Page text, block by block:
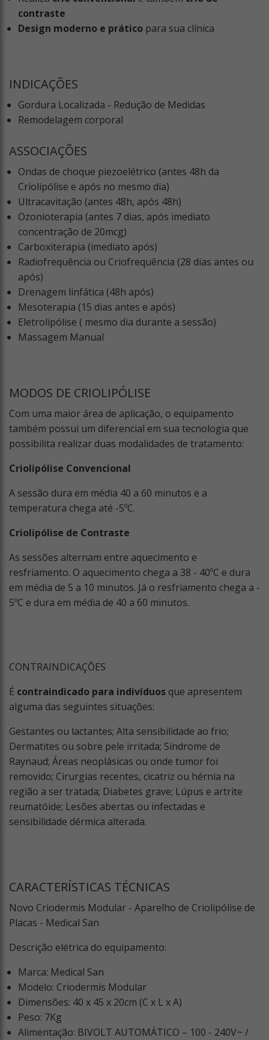
contraste
Design moderno e prático para sua clínica
INDICAÇÕES
Gordura Localizada - Redução de Medidas
Remodelagem corporal
ASSOCIAÇÕES
Ondas de choque piezoelétrico (antes 48h da
Criolipólise e após no mesmo dia)
Ultracavitação (antes 48h, após 48h)
Ozonioterapia (antes 7 dias, após imediato
concentração de 20mcg)
Carboxiterapia (imediato após)
Radiofrequência ou Criofrequência (28 dias antes ou
após)
Drenagem linfática (48h após)
Mesoterapia (15 dias antes e após)
Eletrolipólise ( mesmo dia durante a sessão)
Massagem Manual
MODOS DE CRIOLIPÓLISE
Com uma maior área de aplicação, o equipamento
também possui um diferencial em sua tecnologia que
possibilita realizar duas modalidades de tratamento:
Criolipólise Convencional
A sessão dura em média 40 a 60 minutos e a
temperatura chega até -5ºC.
Criolipólise de Contraste
As sessões alternam entre aquecimento e
resfriamento. O aquecimento chega a 38 - 40ºC e dura
em média de 5 a 10 minutos. Já o resfriamento chega a -
5ºC e dura em média de 40 a 60 minutos.
CONTRAINDICAÇÕES
É contraindicado para indivíduos que apresentem
alguma das seguintes situações:
Gestantes ou lactantes; Alta sensibilidade ao frio;
Dermatites ou sobre pele irritada; Síndrome de
Raynaud; Áreas neoplásicas ou onde tumor foi
removido; Cirurgias recentes, cicatriz ou hérnia na
região a ser tratada; Diabetes grave; Lúpus e artrite
reumatóide; Lesões abertas ou infectadas e
sensibilidade dérmica alterada.
CARACTERÍSTICAS TÉCNICAS
Novo Criodermis Modular - Aparelho de Criolipólise de
Placas - Medical San
Descrição elétrica do equipamento:
Marca: Medical San
Modelo: Criodermis Modular
Dimensões: 40 x 45 x 20cm (C x L x A)
Peso: 7Kg
Alimentação: BIVOLT AUTOMÁTICO – 100 - 240V~ /